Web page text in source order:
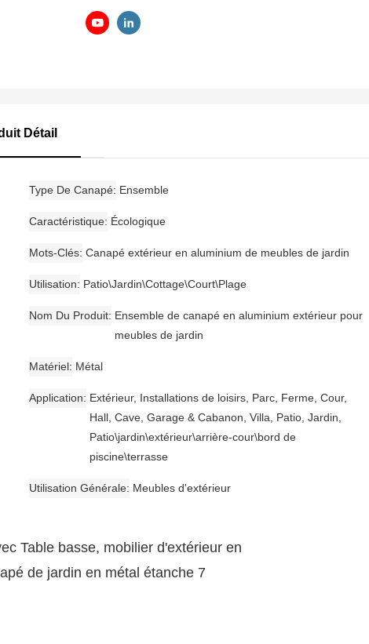
Détail
Type De Canapé Ensemble
Caractéristique Écologique
Mots-Clés Canapé extérieur en aluminium de meubles de jardin
Utilisation Patio\Jardin\Cottage\Court\Plage
Nom Du Produit Ensemble de canapé en aluminium extérieur pour
meubles de jardin
Matériel Métal
Application
Extérieur, Installations de loisirs, Parc, Ferme, Cour,
Hall, Cave, Garage & Cabanon, Villa, Patio, Jardin,
Patio\jardin\extérieur\arrière-cour\bord de
piscine\terrasse
Utilisation Générale Meubles d'extérieur